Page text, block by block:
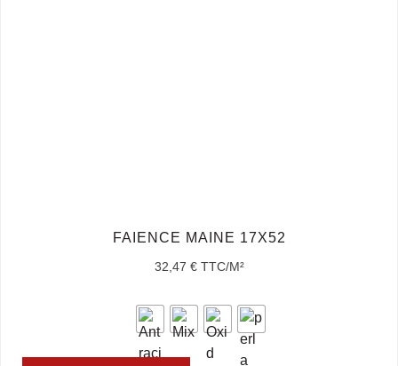
FAIENCE MAINE 17X52
32,47 € TTC/M²